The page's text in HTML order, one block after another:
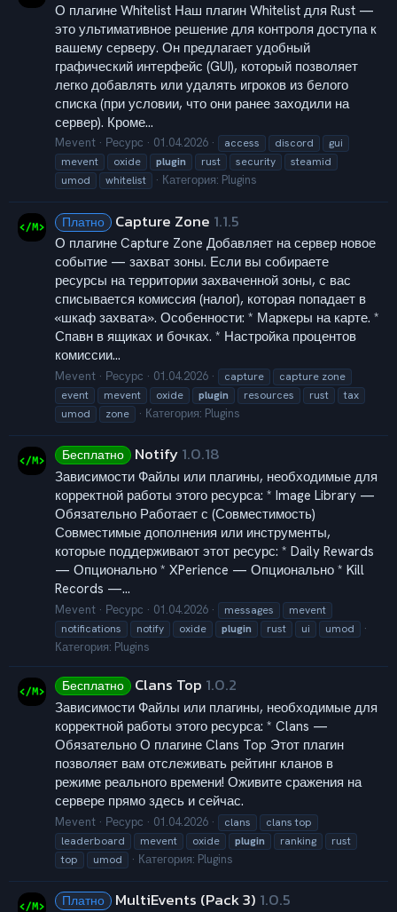
О плагине Whitelist Наш плагин Whitelist для Rust —
это ультимативное решение для контроля доступа к
вашему серверу. Он предлагает удобный
графический интерфейс (GUI), который позволяет
легко добавлять или удалять игроков из белого
списка (при условии, что они ранее заходили на
сервер). Кроме...
Mevent Ресурс 01.04.2026 access discord
gui
mevent
oxide plugin rust security
steamid
umod
whitelist Категория: Plugins
Платно Capture Zone 1.1.5
О плагине Capture Zone Добавляет на сервер новое
событие — захват зоны. Если вы собираете
ресурсы на территории захваченной зоны, с вас
списывается комиссия (налог), которая попадает в
«шкаф захвата». Особенности: * Маркеры на карте. *
Спавн в ящиках и бочках. * Настройка процентов
комиссии...
Mevent Ресурс 01.04.2026 capture
capture zone
event
mevent oxide plugin resources rust
tax
umod
zone Категория: Plugins
Бесплатно Notify1.0.18
Зависимости Файлы или плагины, необходимые для
корректной работы этого ресурса: * Image Library —
Обязательно Работает с (Совместимость)
Совместимые дополнения или инструменты,
которые поддерживают этот ресурс: * Daily Rewards
— Опционально * XPerience — Опционально * Kill
Records —...
Mevent Ресурс 01.04.2026 messages
mevent
notifications
notify oxide plugin rust ui umod
Категория: Plugins
Бесплатно Clans Top 1.0.2
Зависимости Файлы или плагины, необходимые для
корректной работы этого ресурса: * Clans —
Обязательно О плагине Clans Top Этот плагин
позволяет вам отслеживать рейтинг кланов в
режиме реального времени! Оживите сражения на
сервере прямо здесь и сейчас.
Mevent Ресурс 01.04.2026 clans
clans top
leaderboard
mevent oxide plugin ranking
rust
top
umod Категория: Plugins
Платно MultiEvents (Pack 3) 1.0.5